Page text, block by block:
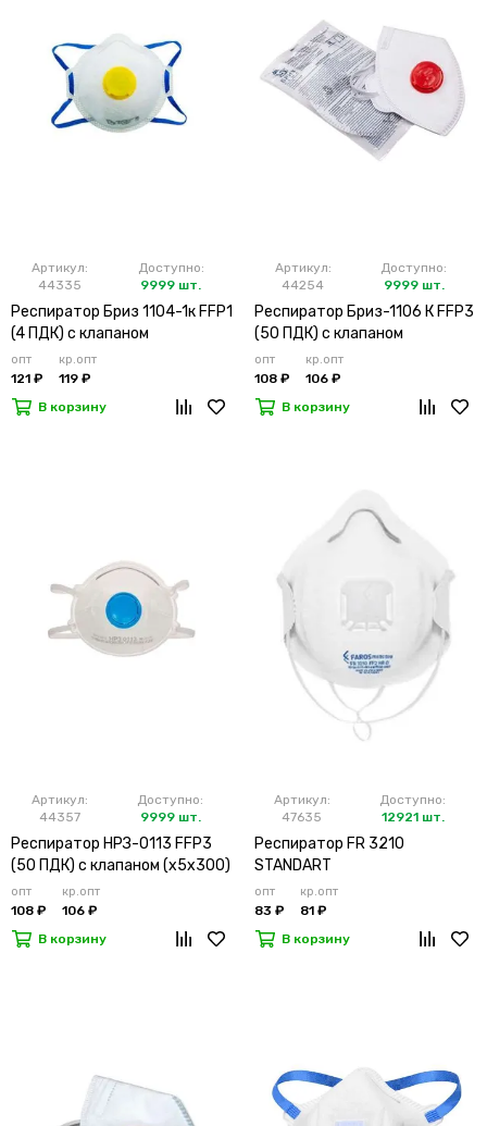
Артикул:
44335
Доступно:
9999 шт.
Респиратор Бриз 1104-1к FFP1
(4 ПДК) с клапаном
опт
121 ₽
кр.опт
119 ₽
В корзину
Артикул:
44254
Доступно:
9999 шт.
Респиратор Бриз-1106 К FFP3
(50 ПДК) с клапаном
опт
108 ₽
кр.опт
106 ₽
В корзину
Артикул:
44357
Доступно:
9999 шт.
Респиратор НРЗ-0113 FFP3
(50 ПДК) с клапаном (х5х300)
опт
108 ₽
кр.опт
106 ₽
В корзину
Артикул:
47635
Доступно:
12921 шт.
Респиратор FR 3210
STANDART
опт
83 ₽
кр.опт
81 ₽
В корзину